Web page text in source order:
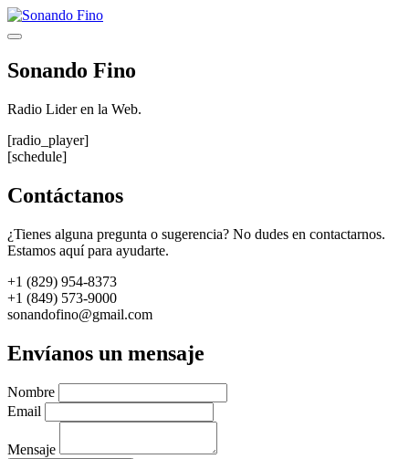
Saltar
al
Menú
Sonando Fino
Radio Lider en la Web.
[radio_player]
[schedule]
Contáctanos
¿Tienes alguna pregunta o sugerencia? No dudes en contactarnos.
Estamos aquí para ayudarte.
+1 (829) 954-8373
+1 (849) 573-9000
sonandofino@gmail.com
Envíanos un mensaje
Nombre
Email
Mensaje